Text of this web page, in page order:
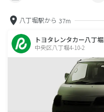
八丁堀駅から 37m
トヨタレンタカー八丁堀
中央区八丁堀4-10-2